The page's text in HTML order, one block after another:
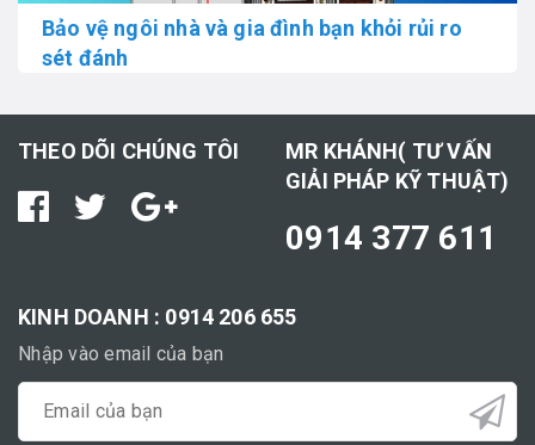
Bảo vệ ngôi nhà và gia đình bạn khỏi rủi ro
sét đánh
THEO DÕI CHÚNG TÔI
MR KHÁNH( TƯ VẤN
GIẢI PHÁP KỸ THUẬT)
0914 377 611
KINH DOANH : 0914 206 655
Nhập vào email của bạn